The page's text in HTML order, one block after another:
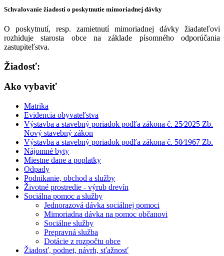
Schvalovanie žiadosti o poskytnutie mimoriadnej dávky
O poskytnutí, resp. zamietnutí mimoriadnej dávky žiadateľovi
rozhiduje starosta obce na základe písomného odporúčania
zastupiteľstva.
Žiadosť:
Ako vybaviť
Matrika
Evidencia obyvateľstva
Výstavba a stavebný poriadok podľa zákona č. 25⁄2025 Zb.
Nový stavebný zákon
Výstavba a stavebný poriadok podľa zákona č. 50⁄1967 Zb.
Nájomné byty
Miestne dane a poplatky
Odpady
Podnikanie, obchod a služby
Životné prostredie - výrub drevín
Sociálna pomoc a služby
Jednorazová dávka sociálnej pomoci
Mimoriadna dávka na pomoc občanovi
Sociálne služby
Prepravná služba
Dotácie z rozpočtu obce
Žiadosť, podnet, návrh, sťažnosť